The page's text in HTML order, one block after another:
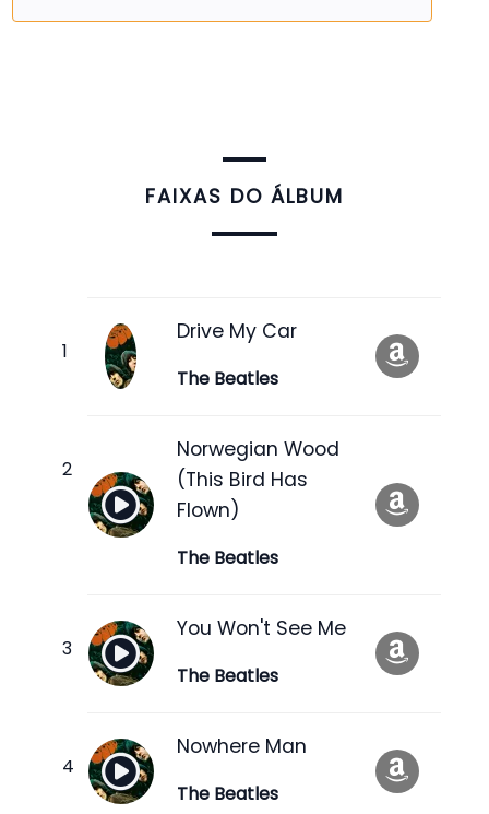
FAIXAS DO ÁLBUM
Drive My Car
The Beatles
Norwegian Wood
(This Bird Has
Flown)
The Beatles
You Won't See Me
The Beatles
Nowhere Man
The Beatles